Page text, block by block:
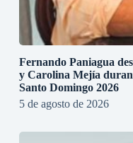
Fernando Paniagua
y Carolina Mejía
Santo Domingo 2026
5 de agosto de 2026